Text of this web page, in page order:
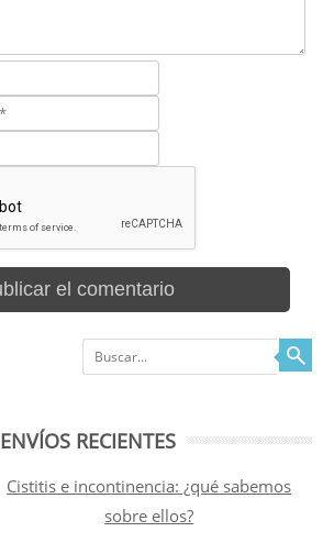
Buscar
ENVÍOS RECIENTES
Cistitis e incontinencia: ¿qué sabemos
sobre ellos?